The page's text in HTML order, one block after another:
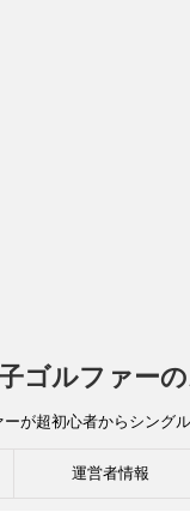
ゴルファー
が超初心者からシング
運営者情報